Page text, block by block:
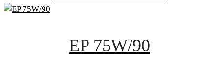
EP 75W/90